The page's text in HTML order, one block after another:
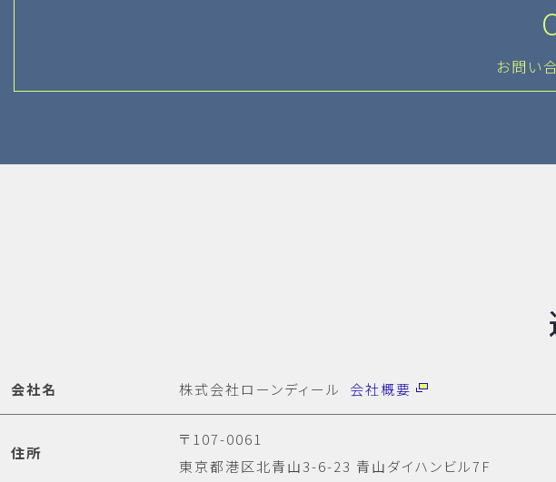
お問い
会社名 株式会社ローンディール 会社概要
住所
〒107-0061
東京都港区北青山3-6-23 青山ダイハンビル7F